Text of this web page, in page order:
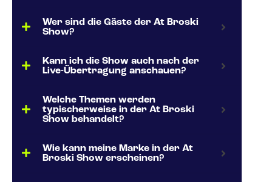
Wer sind die Gäste der At Broski
Show?
Kann ich die Show auch nach der
Live-Übertragung anschauen?
Welche Themen werden
typischerweise in der At Broski
Show behandelt?
Wie kann meine Marke in der At
Broski Show erscheinen?